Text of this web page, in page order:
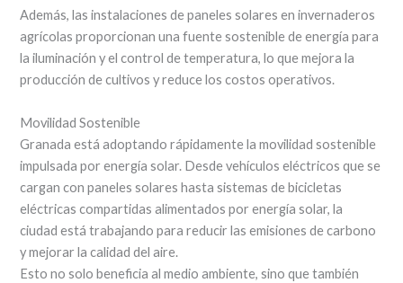
Además, las instalaciones de paneles solares en invernaderos
agrícolas proporcionan una fuente sostenible de energía para
la iluminación y el control de temperatura, lo que mejora la
producción de cultivos y reduce los costos operativos.
Movilidad Sostenible
Granada está adoptando rápidamente la movilidad sostenible
impulsada por energía solar. Desde vehículos eléctricos que se
cargan con paneles solares hasta sistemas de bicicletas
eléctricas compartidas alimentados por energía solar, la
ciudad está trabajando para reducir las emisiones de carbono
y mejorar la calidad del aire.
Esto no solo beneficia al medio ambiente, sino que también